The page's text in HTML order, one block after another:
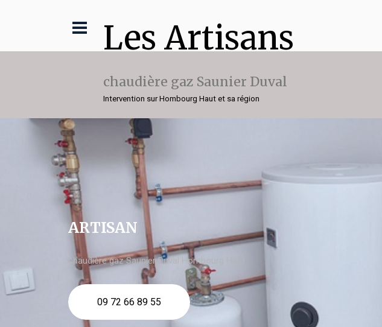
Les Artisans
chaudière gaz Saunier Duval
Intervention sur Hombourg Haut et sa région
ARTISAN
chaudière gaz Saunier Duval Hombourg Haut
09 72 66 89 55